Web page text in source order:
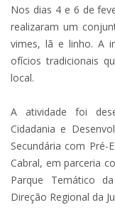
Nos dias 4 e 6 de
realizaram um
vimes, lã e linho. A
ofícios tradicionais
local.
A atividade foi
Cidadania e
Secundária com Pré-
Cabral, em parceria
Parque Temático
Direção Regional da